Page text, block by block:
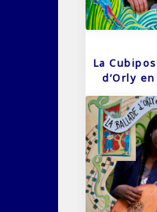
La
d’Orly